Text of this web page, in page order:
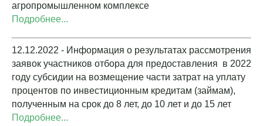
агропромышленном комплексе
Подробнее...
12.12.2022 - Информация о результатах рассмотрения
заявок участников отбора для предоставления в 2022
году субсидии на возмещение части затрат на уплату
процентов по инвестиционным кредитам (займам),
полученным на срок до 8 лет, до 10 лет и до 15 лет
Подробнее...